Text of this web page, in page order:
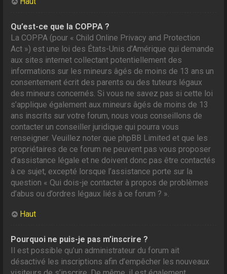
Qu’est-ce que la COPPA ?
La COPPA (pour « Child Online Privacy and Protection
Act ») est une loi des États-Unis d’Amérique qui demande
aux sites internet collectant potentiellement des
informations sur les mineurs âgés de moins de 13 ans un
consentement écrit des parents ou des tuteurs légaux
des mineurs concernés. Si vous ne savez pas si cette loi
s’applique également aux mineurs âgés de moins de 13
ans inscrits sur votre forum, nous vous conseillons de
contacter un conseiller juridique qui pourra vous
renseigner. Veuillez noter que phpBB Limited et que les
propriétaires de ce forum ne peuvent pas vous proposer
d’assistance légale et ne doivent donc pas être contactés
à ce sujet, excepté lorsque l’assistance porte sur la
question « Qui dois-je contacter à propos de problèmes
d’abus ou d’ordres légaux liés à ce forum ? ».
Haut
Pourquoi ne puis-je pas m’inscrire ?
Il est possible qu’un administrateur du forum ait
désactivé les inscriptions afin d’empêcher les nouveaux